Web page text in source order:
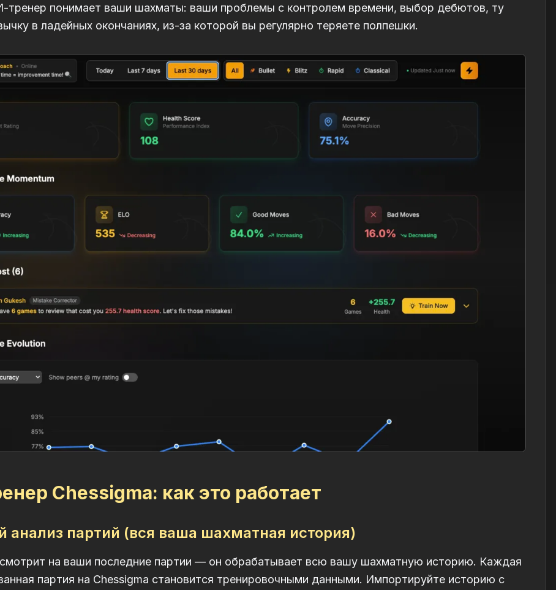
понимает ваши шахматы: ваши проблемы с контролем времени, выбор дебютов, ту
в ладейных окончаниях, из-за которой вы регулярно теряете полпешки.
Chessigma: как это работает
анализ партий (вся ваша шахматная история)
на ваши последние партии — он обрабатывает всю вашу шахматную историю. Каждая
партия на Chessigma становится тренировочными данными. Импортируйте историю с